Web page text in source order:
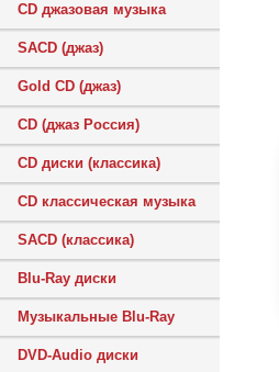
CD джазовая музыка
SACD (джаз)
Gold CD (джаз)
CD (джаз Россия)
CD диски (классика)
CD классическая музыка
SACD (классика)
Blu-Ray диски
Музыкальные Blu-Ray
DVD-Audio диски